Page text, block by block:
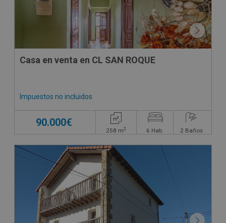
Casa en venta en CL SAN ROQUE
Impuestos no incluidos
90.000€
258 m2 6 Hab. 2 Baños